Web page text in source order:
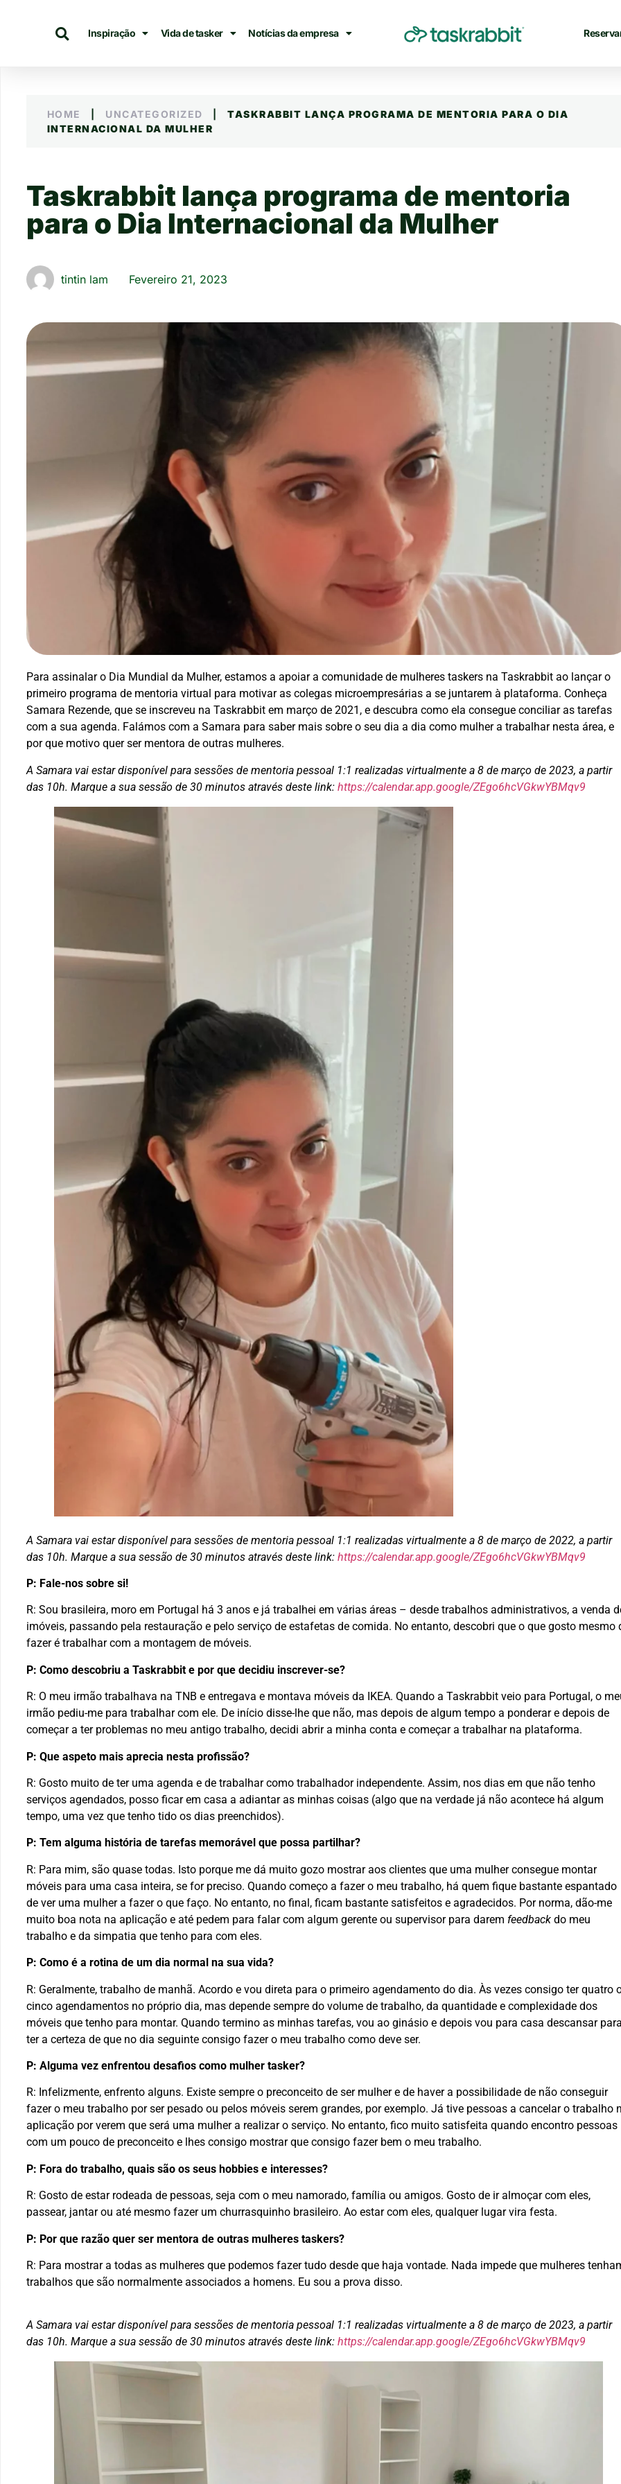
Inspiração Vida de tasker Notícias da empresa
HOME UNCATEGORIZED
TASKRABBIT LANÇA PROGRAMA DE MENTORIA PARA O DIA
INTERNACIONAL DA MULHER
Taskrabbit lança programa de mentoria
para o Dia Internacional da Mulher
tintin lam Fevereiro 21, 2023
Para assinalar o Dia Mundial da Mulher, estamos a apoiar a comunidade de mulheres taskers na Taskrabbit ao lançar o
primeiro programa de mentoria virtual para motivar as colegas microempresárias a se juntarem à plataforma. Conheça
Samara Rezende, que se inscreveu na Taskrabbit em março de 2021, e descubra como ela consegue conciliar as tarefas
com a sua agenda. Falámos com a Samara para saber mais sobre o seu dia a dia como mulher a trabalhar nesta área, e
por que motivo quer ser mentora de outras mulheres.
A Samara vai estar disponível para sessões de mentoria pessoal 1:1 realizadas virtualmente a 8 de março de 2023, a partir
das 10h. Marque a sua sessão de 30 minutos através deste link: https://calendar.app.google/ZEgo6hcVGkwYBMqv9
A Samara vai estar disponível para sessões de mentoria pessoal 1:1 realizadas virtualmente a 8 de março de 2022, a partir
das 10h. Marque a sua sessão de 30 minutos através deste link: https://calendar.app.google/ZEgo6hcVGkwYBMqv9
P: Fale-nos sobre si!
R: Sou brasileira, moro em Portugal há 3 anos e já trabalhei em várias áreas – desde trabalhos administrativos, a venda
imóveis, passando pela restauração e pelo serviço de estafetas de comida. No entanto, descobri que o que gosto mesmo
fazer é trabalhar com a montagem de móveis.
P: Como descobriu a Taskrabbit e por que decidiu inscrever-se?
R: O meu irmão trabalhava na TNB e entregava e montava móveis da IKEA. Quando a Taskrabbit veio para Portugal, o
irmão pediu-me para trabalhar com ele. De início disse-lhe que não, mas depois de algum tempo a ponderar e depois de
começar a ter problemas no meu antigo trabalho, decidi abrir a minha conta e começar a trabalhar na plataforma.
P: Que aspeto mais aprecia nesta profissão?
R: Gosto muito de ter uma agenda e de trabalhar como trabalhador independente. Assim, nos dias em que não tenho
serviços agendados, posso ficar em casa a adiantar as minhas coisas (algo que na verdade já não acontece há algum
tempo, uma vez que tenho tido os dias preenchidos).
P: Tem alguma história de tarefas memorável que possa partilhar?
R: Para mim, são quase todas. Isto porque me dá muito gozo mostrar aos clientes que uma mulher consegue montar
móveis para uma casa inteira, se for preciso. Quando começo a fazer o meu trabalho, há quem fique bastante espantado
de ver uma mulher a fazer o que faço. No entanto, no final, ficam bastante satisfeitos e agradecidos. Por norma, dão-me
muito boa nota na aplicação e até pedem para falar com algum gerente ou supervisor para darem feedbackdo meu
trabalho e da simpatia que tenho para com eles.
P: Como é a rotina de um dia normal na sua vida?
R: Geralmente, trabalho de manhã. Acordo e vou direta para o primeiro agendamento do dia. Às vezes consigo ter quatro
cinco agendamentos no próprio dia, mas depende sempre do volume de trabalho, da quantidade e complexidade dos
móveis que tenho para montar. Quando termino as minhas tarefas, vou ao ginásio e depois vou para casa descansar para
ter a certeza de que no dia seguinte consigo fazer o meu trabalho como deve ser.
P: Alguma vez enfrentou desafios como mulher tasker?
R: Infelizmente, enfrento alguns. Existe sempre o preconceito de ser mulher e de haver a possibilidade de não conseguir
fazer o meu trabalho por ser pesado ou pelos móveis serem grandes, por exemplo. Já tive pessoas a cancelar o trabalho
aplicação por verem que será uma mulher a realizar o serviço. No entanto, fico muito satisfeita quando encontro pessoas
com um pouco de preconceito e lhes consigo mostrar que consigo fazer bem o meu trabalho.
P: Fora do trabalho, quais são os seus hobbies e interesses?
R: Gosto de estar rodeada de pessoas, seja com o meu namorado, família ou amigos. Gosto de ir almoçar com eles,
passear, jantar ou até mesmo fazer um churrasquinho brasileiro. Ao estar com eles, qualquer lugar vira festa.
P: Por que razão quer ser mentora de outras mulheres taskers?
R: Para mostrar a todas as mulheres que podemos fazer tudo desde que haja vontade. Nada impede que mulheres
trabalhos que são normalmente associados a homens. Eu sou a prova disso.
A Samara vai estar disponível para sessões de mentoria pessoal 1:1 realizadas virtualmente a 8 de março de 2023, a partir
das 10h. Marque a sua sessão de 30 minutos através deste link: https://calendar.app.google/ZEgo6hcVGkwYBMqv9